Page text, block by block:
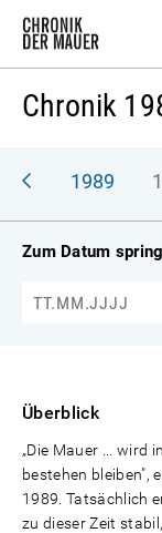
Chronik
1989
Zum Datum
Überblick
„Die Mauer ... wird
bestehen bleiben",
1989. Tatsächlich
zu dieser Zeit